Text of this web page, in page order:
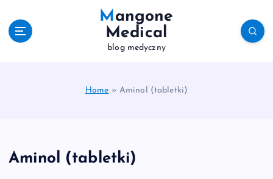
Mangone
Medical
blog medyczny
Home » Aminol (tabletki)
Aminol (tabletki)